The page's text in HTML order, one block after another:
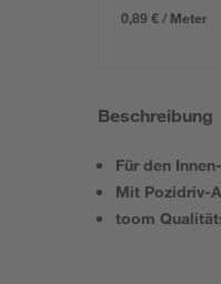
0,89 € / Meter
Beschreibung
Für den
Mit Pozidriv-
toom